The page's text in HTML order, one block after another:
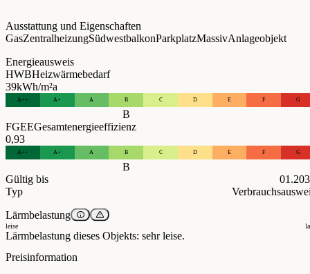
Ausstattung und Eigenschaften
GasZentralheizungSüdwestbalkonParkplatzMassivAnlageobjekt
Energieausweis
HWBHeizwärmebedarf
39kWh/m²a
A++ A+ A B C D E F G
B
FGEEGesamtenergieeffizienz
0,93
A++ A+ A B C D E F G
B
Gültig bis
Typ
Lärmbelastung
leise
Lärmbelastung dieses Objekts: sehr leise.
Preisinformation